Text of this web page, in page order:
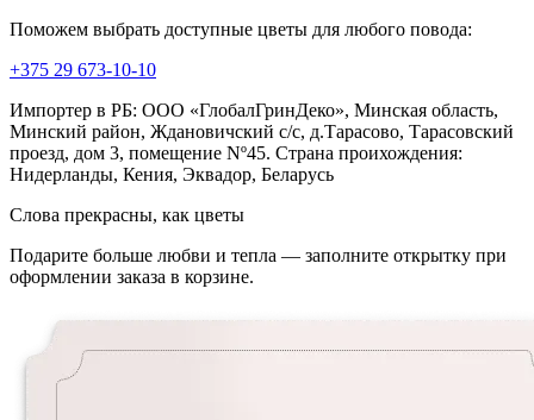
Поможем выбрать доступные цветы для любого повода:
+375 29 673-10-10
Импортер в РБ: ООО «ГлобалГринДеко», Минская область,
Минский район, Ждановичский с/с, д.Тарасово, Тарасовский
проезд, дом 3, помещение Nº45. Страна проихождения:
Нидерланды, Кения, Эквадор, Беларусь
Слова прекрасны, как цветы
Подарите больше любви и тепла — заполните открытку при
оформлении заказа в корзине.